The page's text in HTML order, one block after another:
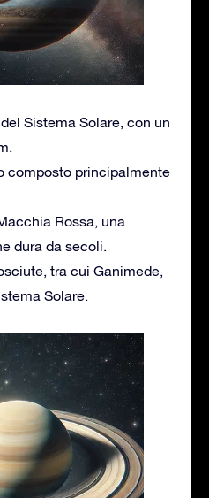
Sistema Solare, con un
composto principalmente
Rossa, una
dura da secoli.
tra cui Ganimede,
Solare.